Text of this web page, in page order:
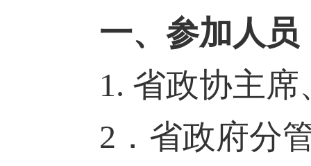
一、参加人员
1. 省政协主席
2 ．省政府分